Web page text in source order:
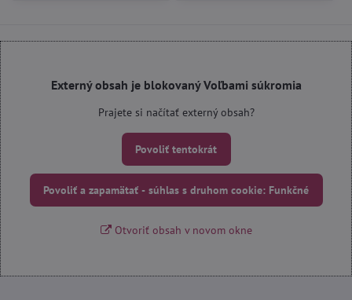
Externý obsah je blokovaný Voľbami súkromia
Prajete si načítať externý obsah?
Povoliť tentokrát
Povoliť a zapamätať - súhlas s druhom cookie: Funkčné
Otvoriť obsah v novom okne